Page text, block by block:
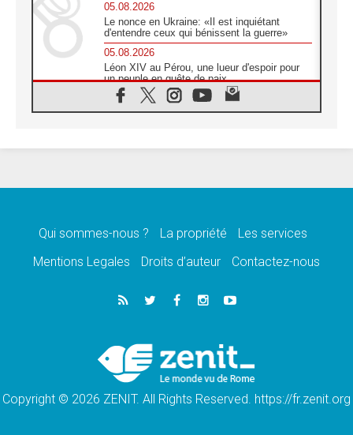
05.08.2026
Le nonce en Ukraine: «Il est inquiétant
d'entendre ceux qui bénissent la guerre»
05.08.2026
Léon XIV au Pérou, une lueur d'espoir pour
un peuple en quête de paix
05.08.2026
SCEAM: L'Église en Afrique vers
en Argentine et au Pérou
Audience générale: la prière est un acte
04.08.2026
Léon XIV invite les Chevaliers de Colomb à
Au Nigéria, attaques d'église, meurtre et
enlèvements de religieux suscitent l'émotion
Qui sommes-nous ? La propriété
Les services
Mentions Legales
Droits d’auteur Contactez-nous
Copyright © 2026 ZENIT. All Rights Reserved. https://fr.zenit.org